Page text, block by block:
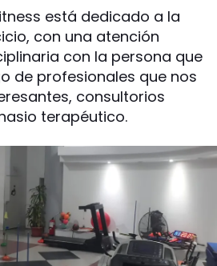
está dedicado a la
con una atención
con la persona que
de profesionales que nos
consultorios
terapéutico.